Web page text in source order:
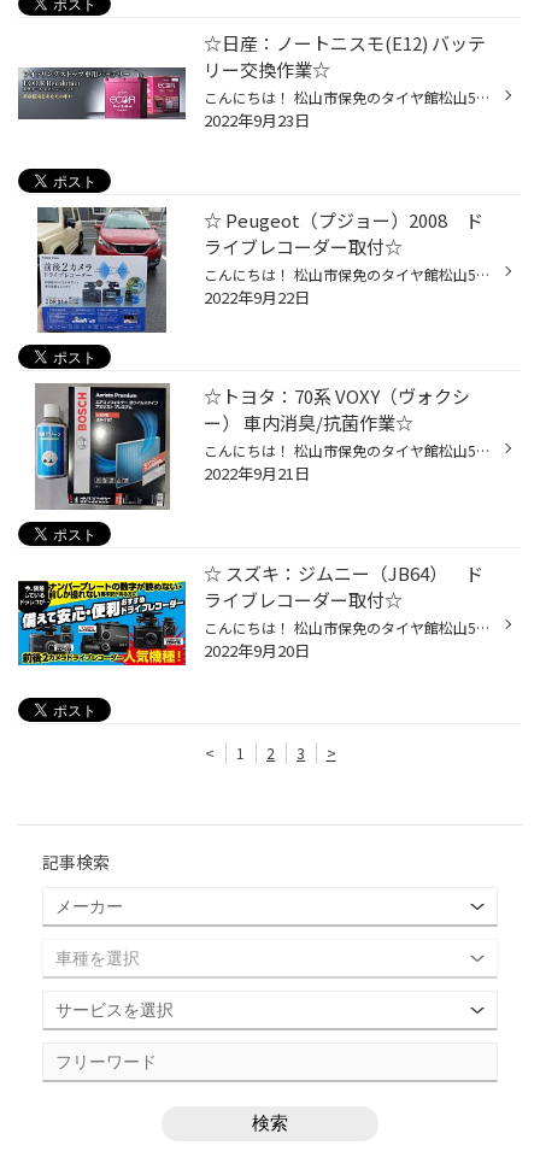
☆日産：ノートニスモ(E12) バッテ
リー交換作業☆
こんにちは！ 松山市保免のタイヤ館松山56店です♪ 本日は…バッテリー交換作業のご紹介です☆ ■車種：日産 ノートニスモ(E12) ■バッテリー：GSユアサ エコRレボリューション Q-85/95D23L 本日は主流のアイドリングストップ搭載バッテリーで交換させて頂きました！ エコRレボリューションは、アイドリ...
2022年9月23日
☆ Peugeot（プジョー）2008 ド
ライブレコーダー取付☆
こんにちは！ 松山市保免のタイヤ館松山56店です♪ 本日は…ドライブレコーダー取付のご紹介です☆ ■車種：プジョー 2008 ■商品：COMTEC（コムテック）ZDR016 ※前後カメラタイプ※ Peugeot（プジョー）のお取付は当店でも中々ありません!! 電源は既設されていました、ETC電源と同じく助手席側のグローブ...
2022年9月22日
☆トヨタ：70系 VOXY（ヴォクシ
ー） 車内消臭/抗菌作業☆
こんにちは！ 松山市保免のタイヤ館松山56店です♪ 本日、投稿第二弾は…車内消臭/抗菌とエアコンフィルター交換作業のご紹介です☆ ■車種：トヨタ 70系VOXY（ヴォクシー） ■エアコンフィルター：BOSCH（ボッシュ）アエリストプレミアム AP-T07 ■車内消臭/抗菌：キョクトー CROSS PRO Line 抗菌クリー...
2022年9月21日
☆ スズキ：ジムニー（JB64） ド
ライブレコーダー取付☆
こんにちは！ 松山市保免のタイヤ館松山56店です♪ 本日は…ドライブレコーダー取付のご紹介です☆ ■車種：スズキ ジムニー（JB64） ■商品：COMTEC（コムテック）ZDR016 ※前後カメラタイプ※ ジムニーがまたまたご来店です!!いつもありがとうございます!! 今回はご家族様のもう一台の車両とご一緒に、大...
2022年9月20日
< 1 2 3 >
記事検索